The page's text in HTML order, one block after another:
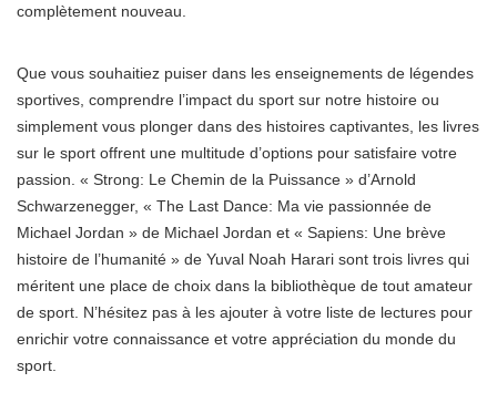
complètement nouveau.
Que vous souhaitiez puiser dans les enseignements de légendes
sportives, comprendre l’impact du sport sur notre histoire ou
simplement vous plonger dans des histoires captivantes, les livres
sur le sport offrent une multitude d’options pour satisfaire votre
passion. « Strong: Le Chemin de la Puissance » d’Arnold
Schwarzenegger, « The Last Dance: Ma vie passionnée de
Michael Jordan » de Michael Jordan et « Sapiens: Une brève
histoire de l’humanité » de Yuval Noah Harari sont trois livres qui
méritent une place de choix dans la bibliothèque de tout amateur
de sport. N’hésitez pas à les ajouter à votre liste de lectures pour
enrichir votre connaissance et votre appréciation du monde du
sport.